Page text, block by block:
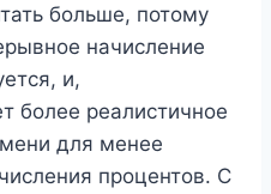
больше, потому
начисление
и,
более реалистичное
для менее
процентов. С